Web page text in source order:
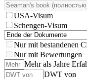
USA-Visum
Schengen-Visum
Nur mit bestandenen
Nur mit Bewertungen
Mehr als Jahre
DWT von